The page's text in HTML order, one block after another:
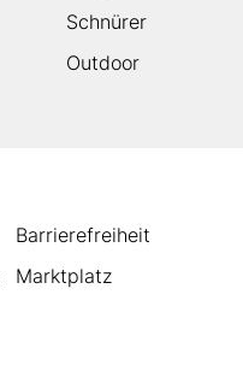
Schnürer
Outdoor
Barrierefreiheit
Marktplatz